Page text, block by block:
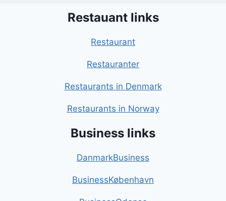
Restauant links
Restaurant
Restauranter
Restaurants in Denmark
Restaurants in Norway
Business links
DanmarkBusiness
BusinessKøbenhavn